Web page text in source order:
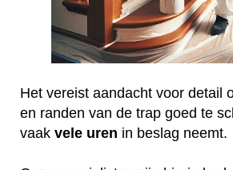
Het vereist aandacht voor detail
en randen van de trap goed te
vaak vele uren in beslag neemt.